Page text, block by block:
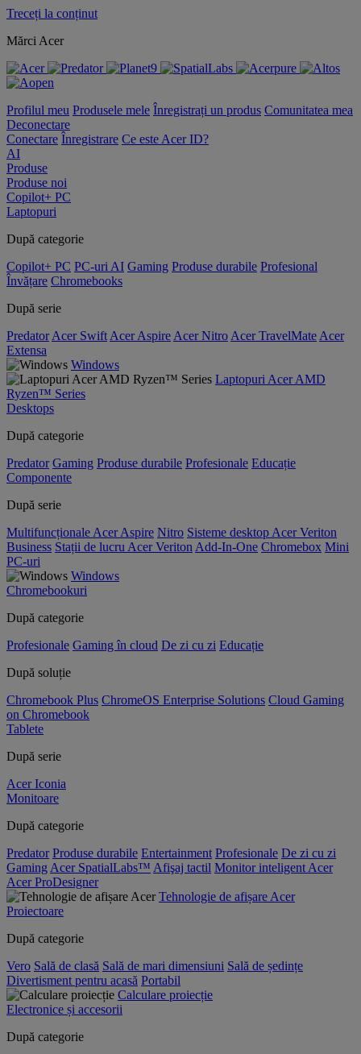
Treceți la conținut
Mărci Acer
Profilul meu Produsele mele Înregistrați un produs Comunitatea mea
Deconectare
Conectare Înregistrare Ce este Acer ID?
AI
Produse
Produse noi
Copilot+ PC
Laptopuri
După categorie
Copilot+ PC PC-uri AI Gaming Produse durabile Profesional
Învățare Chromebooks
După serie
Predator Acer Swift Acer Aspire Acer Nitro Acer TravelMate Acer
Extensa
Windows
Laptopuri Acer AMD
Ryzen™ Series
Desktops
După categorie
Predator Gaming Produse durabile Profesionale Educație
Componente
După serie
Multifuncționale Acer Aspire Nitro Sisteme desktop Acer Veriton
Business Stații de lucru Acer Veriton Add-In-One Chromebox Mini
PC-uri
Windows
Chromebookuri
După categorie
Profesionale Gaming în cloud De zi cu zi Educație
După soluție
Chromebook Plus ChromeOS Enterprise Solutions Cloud Gaming
on Chromebook
Tablete
După serie
Acer Iconia
Monitoare
După categorie
Predator Produse durabile Entertainment Profesionale De zi cu zi
Gaming Acer SpatialLabs™ Afişaj tactil Monitor inteligent Acer
Acer ProDesigner
Tehnologie de afișare Acer
Proiectoare
După categorie
Vero Sală de clasă Sală de mari dimensiuni Sală de ședințe
Divertisment pentru acasă Portabil
Calculare proiecție
Electronice și accesorii
După categorie